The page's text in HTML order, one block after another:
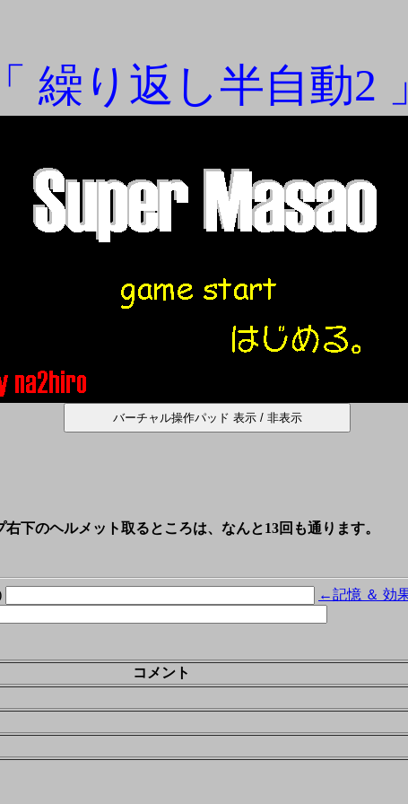
「 繰り返し半自動2 」
下のヘルメット取るところは、なんと13回も通ります。
←記憶 ＆ 効
コメント